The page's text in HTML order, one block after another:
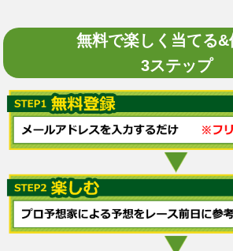
無料で楽しく当てる&
3ステップ